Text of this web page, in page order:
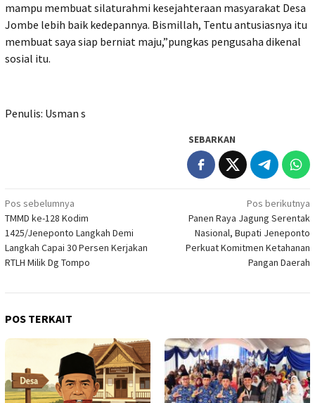
mampu membuat silaturahmi kesejahteraan masyarakat Desa
Jombe lebih baik kedepannya. Bismillah, Tentu antusiasnya itu
membuat saya siap berniat maju,”pungkas pengusaha dikenal
sosial itu.
Penulis: Usman s
SEBARKAN
Navigasi
pos
Pos sebelumnya
TMMD ke-128 Kodim
1425/Jeneponto Langkah Demi
Langkah Capai 30 Persen Kerjakan
RTLH Milik Dg Tompo
Pos berikutnya
Panen Raya Jagung Serentak
Nasional, Bupati Jeneponto
Perkuat Komitmen Ketahanan
Pangan Daerah
POS TERKAIT